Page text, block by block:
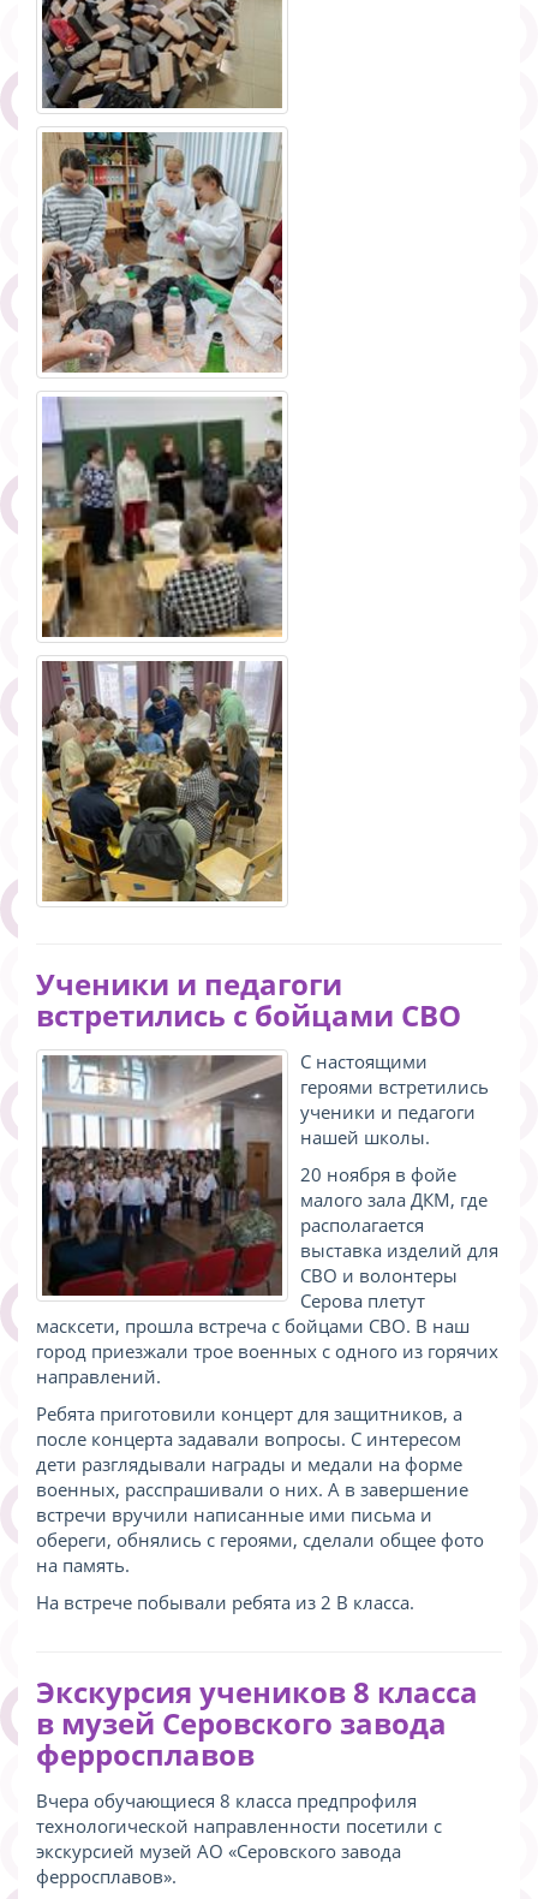
Ученики и педагоги
встретились с бойцами СВО
С настоящими
героями встретились
ученики и педагоги
нашей школы.
20 ноября в фойе
малого зала ДКМ, где
располагается
выставка изделий для
СВО и волонтеры
Серова плетут
масксети, прошла встреча с бойцами СВО. В наш
город приезжали трое военных с одного из горячих
направлений.
Ребята приготовили концерт для защитников, а
после концерта задавали вопросы. С интересом
дети разглядывали награды и медали на форме
военных, расспрашивали о них. А в завершение
встречи вручили написанные ими письма и
обереги, обнялись с героями, сделали общее фото
на память.
На встрече побывали ребята из 2 В класса.
Экскурсия учеников 8 класса
в музей Серовского завода
ферросплавов
Вчера обучающиеся 8 класса предпрофиля
технологической направленности посетили с
экскурсией музей АО «Серовского завода
ферросплавов».